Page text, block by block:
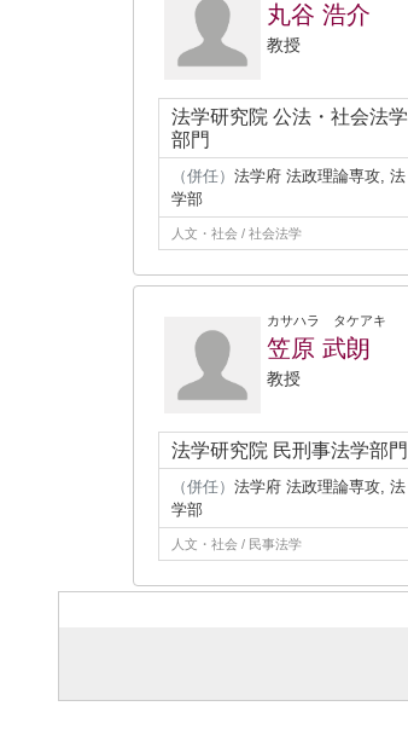
丸谷 浩介
教授
法学研究院 公法・社会法学
部門
（併任） 法学府 法政理論専攻, 法
学部
人文・社会 / 社会法学
カサハラ タケアキ
笠原 武朗
教授
法学研究院 民刑事法学部門
（併任） 法学府 法政理論専攻, 法
学部
人文・社会 / 民事法学